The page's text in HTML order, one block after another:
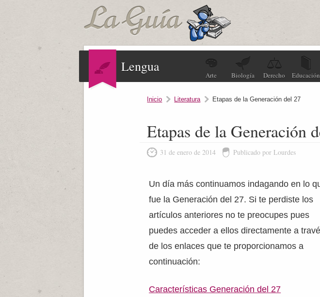
Lengua
Arte Biología Derecho Educación
Inicio Literatura Etapas de la Generación del 27
Etapas de la Generación
31 de enero de 2014 Publicado por Lourdes
Un día más continuamos indagando en lo
fue la Generación del 27. Si te perdiste los
artículos anteriores no te preocupes pues
puedes acceder a ellos directamente a
de los enlaces que te proporcionamos a
continuación:
Características Generación del 27